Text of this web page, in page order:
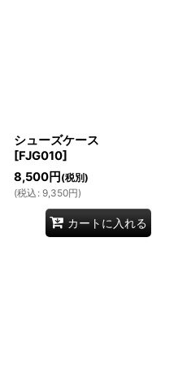
シューズケース
[FJG010]
8,500円 (税別)
(税込 : 9,350円)
カートに入れる